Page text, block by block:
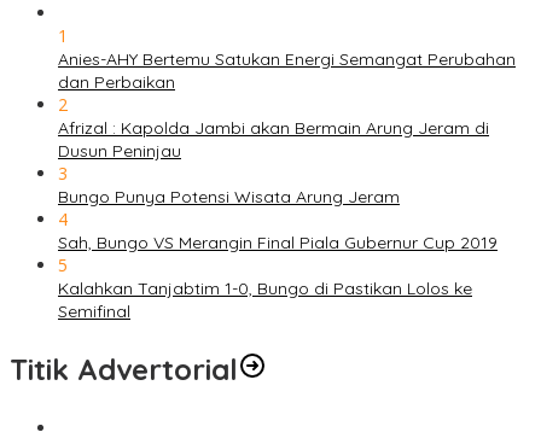
1
Anies-AHY Bertemu Satukan Energi Semangat Perubahan
dan Perbaikan
2
Afrizal : Kapolda Jambi akan Bermain Arung Jeram di
Dusun Peninjau
3
Bungo Punya Potensi Wisata Arung Jeram
4
Sah, Bungo VS Merangin Final Piala Gubernur Cup 2019
5
Kalahkan Tanjabtim 1-0, Bungo di Pastikan Lolos ke
Semifinal
Titik Advertorial